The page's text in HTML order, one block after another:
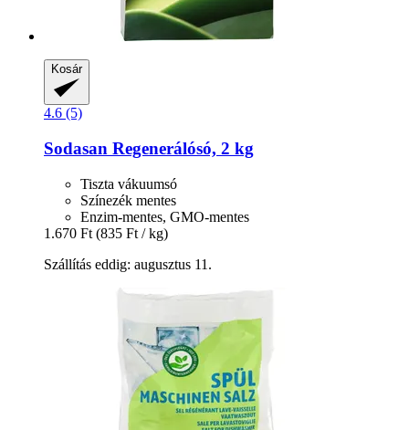
Kosár
4.6 (5)
Sodasan Regenerálósó, 2 kg
Tiszta vákuumsó
Színezék mentes
Enzim-mentes, GMO-mentes
1.670 Ft (835 Ft / kg)
Szállítás eddig: augusztus 11.